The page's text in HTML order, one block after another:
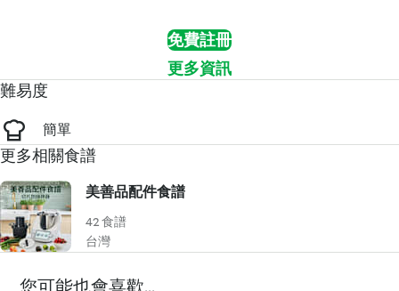
免費註冊
更多資訊
難易度
簡單
更多相關食譜
美善品配件食譜
42 食譜
台灣
您可能也會喜歡...